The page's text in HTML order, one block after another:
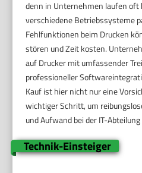
denn in Unternehmen laufen oft
verschiedene Betriebssysteme
Fehlfunktionen beim Drucken
stören und Zeit kosten.
auf Drucker mit umfassender
professioneller
Kauf ist hier nicht nur eine
wichtiger Schritt, um
und Aufwand bei der IT-
Technik-Einsteiger